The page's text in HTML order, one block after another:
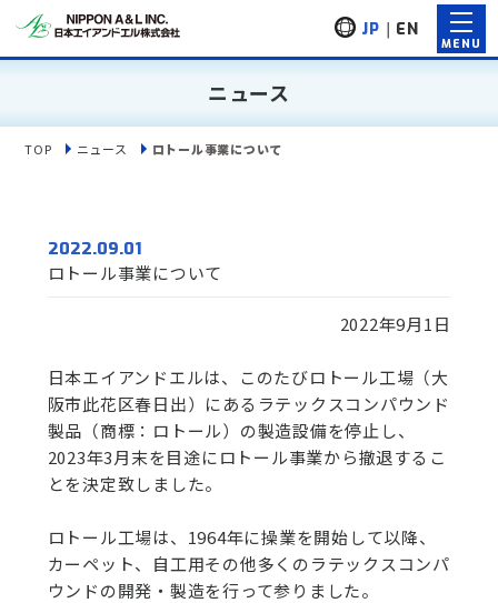
JP ｜ EN
ニュース
TOP ニュース ロトール事業について
2022.09.01
ロトール事業について
2022年9月1日
日本エイアンドエルは、このたびロトール工場（大
阪市此花区春日出）にあるラテックスコンパウンド
製品（商標：ロトール）の製造設備を停止し、
2023年3月末を目途にロトール事業から撤退するこ
とを決定致しました。
ロトール工場は、1964年に操業を開始して以降、
カーペット、自工用その他多くのラテックスコンパ
ウンドの開発・製造を行って参りました。